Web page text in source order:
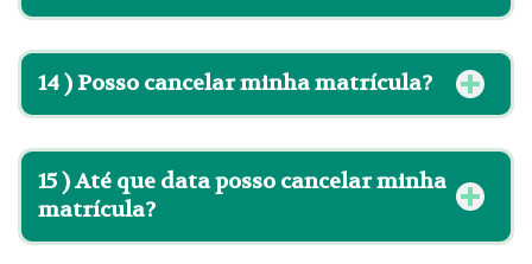
14 ) Posso cancelar minha matrícula?
15 )Até que data posso cancelar minha
matrícula?